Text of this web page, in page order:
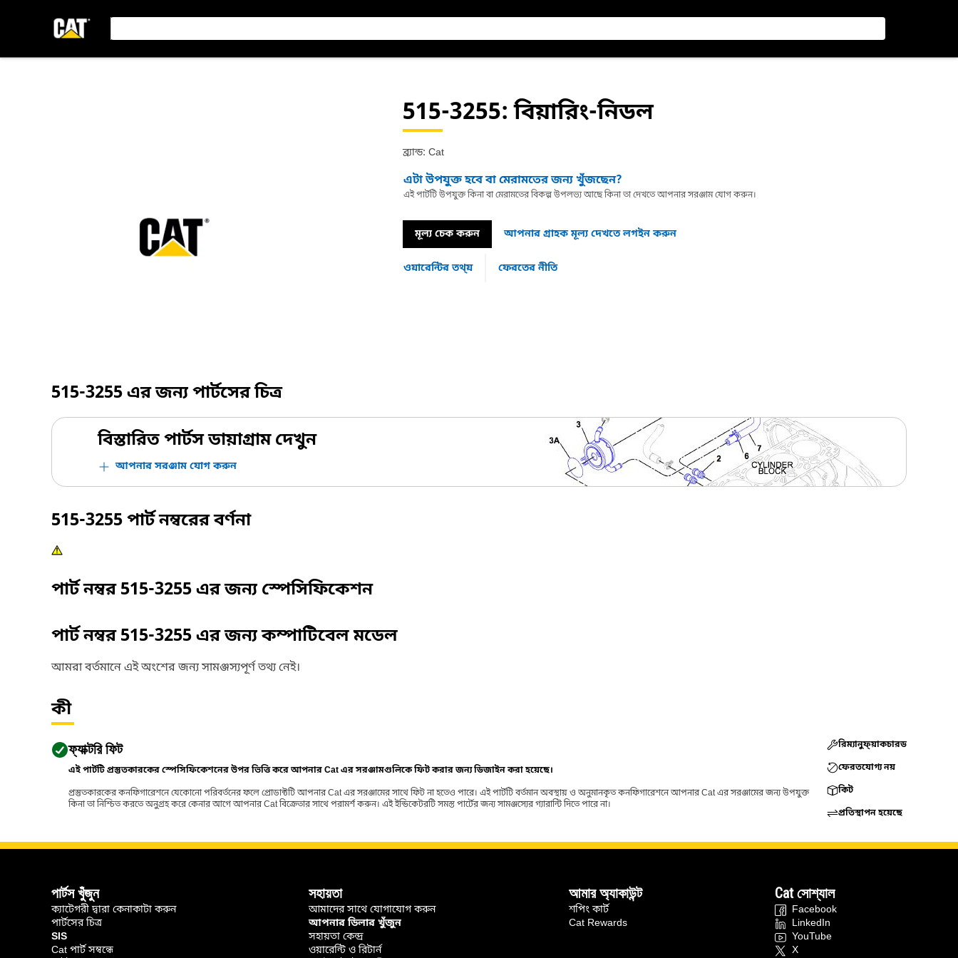
515-3255: বিয়ারিং-নিডল
ব্র্যান্ড: Cat
এটা উপযুক্ত হবে বা মেরামতের জন্য খুঁজছেন?
এই পার্টটি উপযুক্ত কিনা বা মেরামতের বিকল্প উপলভ্য আছে কিনা তা দেখতে আপনার সরঞ্জাম যোগ করুন।
মূল্য চেক করুন আপনার গ্রাহক মূল্য দেখতে লগইন করুন
ওয়ারেন্টির তথ্য় ফেরতের নীতি
515-3255এর জন্য পার্টসের চিত্র
বিস্তারিত পার্টস ডায়াগ্রাম দেখুন
আপনার সরঞ্জাম যোগ করুন
515-3255পার্ট নম্বরের বর্ণনা
পার্ট নম্বর515-3255এর জন্য স্পেসিফিকেশন
পার্ট নম্বর515-3255এর জন্য কম্পাটিবেল মডেল
আমরা বর্তমানে এই অংশের জন্য সামঞ্জস্যপূর্ণ তথ্য নেই।
কী
ফ্যাক্টরি ফিট
এই পার্টটি প্রস্তুতকারকের স্পেসিফিকেশনের উপর ভিত্তি করে আপনার Cat এর সরঞ্জামগুলিকে ফিট করার জন্য ডিজাইন করা হয়েছে।
প্রস্তুতকারকের কনফিগারেশনে যেকোনো পরিবর্তনের ফলে প্রোডাক্টটি আপনার Cat এর সরঞ্জামের সাথে ফিট না হতেও পারে। এই পার্টটি বর্তমান অবস্থায় ও অনুমানকৃত কনফিগারেশনে আপনার Cat এর সরঞ্জামের জন্য উপযুক্ত
কিনা তা নিশ্চিত করতে অনুগ্রহ করে কেনার আগে আপনার Cat বিক্রেতার সাথে পরামর্শ করুন। এই ইন্ডিকেটরটি সমস্ত পার্টের জন্য সামঞ্জস্যের গ্যারান্টি দিতে পারে না।
রিম্যানুফ্য়াকচারড
ফেরতযোগ্য নয়
কিট
প্রতিস্থাপন হয়েছে
পার্টস খুঁজুন
ক্যাটেগরী দ্বারা কেনাকাটা করুন
পার্টসের চিত্র
SIS
Cat পার্ট সম্বন্ধে
সহায়তা
আমাদের সাথে যোগাযোগ করুন
আপনার ডিলার খুঁজুন
সহায়তা কেন্দ্র
ওয়ারেন্টি ও রিটার্ন
আমার অ্যাকাউন্ট
শপিং কার্ট
Cat Rewards
Cat সোশ্যাল
Facebook
LinkedIn
YouTube
X